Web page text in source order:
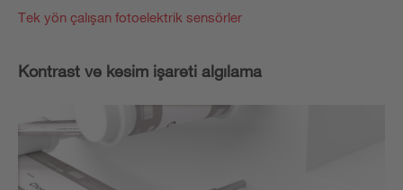
Tek yön çalışan fotoelektrik sensörler
Kontrast ve kesim işareti algılama